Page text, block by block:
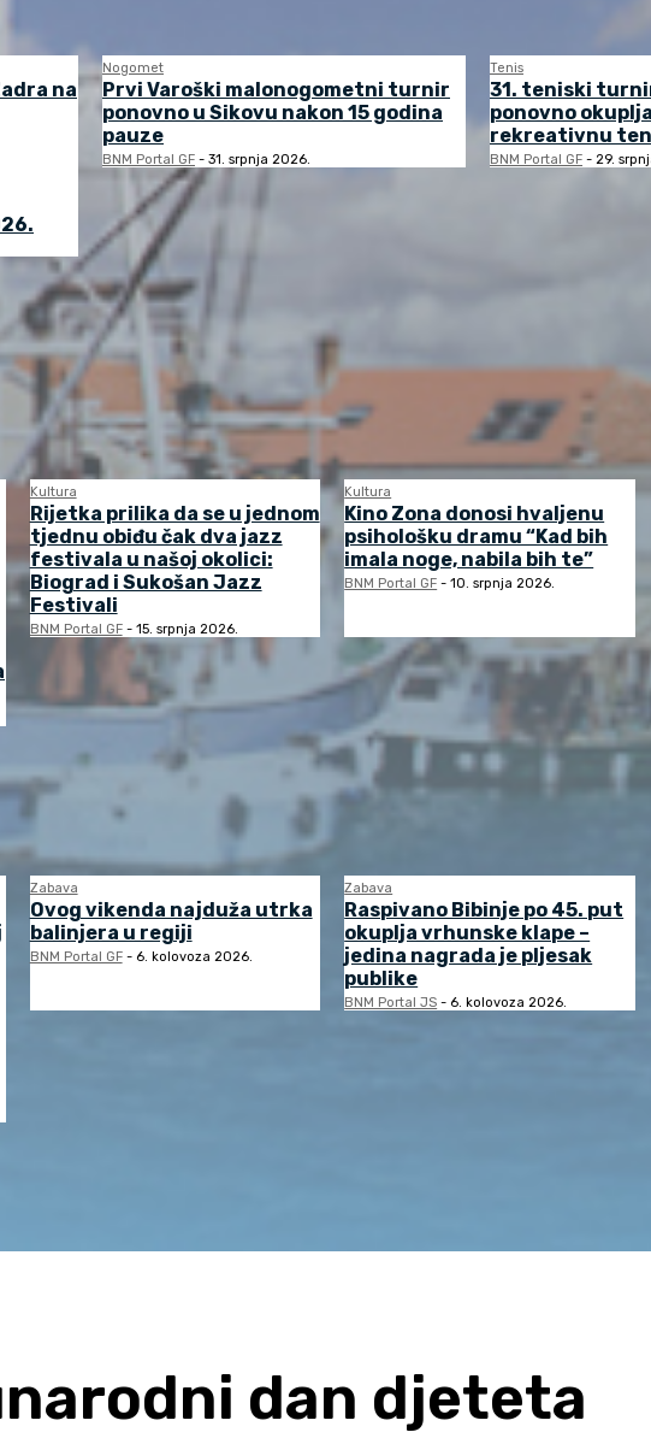
na
Nogomet
Prvi Varoški malonogometni turnir
ponovno u Sikovu nakon 15 godina
pauze
BNM Portal GF - 31. srpnja 2026.
Tenis
31. teniski turnir
ponovno
rekreativnu
BNM Portal GF - 29.
Kultura
Rijetka prilika da se u jednom
tjednu obiđu čak dva jazz
festivala u našoj okolici:
Biograd i Sukošan Jazz
Festivali
BNM Portal GF - 15. srpnja 2026.
Kultura
Kino Zona donosi hvaljenu
psihološku dramu “Kad bih
imala noge, nabila bih te”
BNM Portal GF - 10. srpnja 2026.
Zabava
Ovog vikenda najduža utrka
balinjera u regiji
BNM Portal GF - 6. kolovoza 2026.
Zabava
Raspivano Bibinje po 45. put
okuplja vrhunske klape –
jedina nagrada je pljesak
publike
BNM Portal JS - 6. kolovoza 2026.
dan djeteta